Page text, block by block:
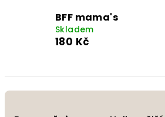
BFF mama's
Skladem
180 Kč